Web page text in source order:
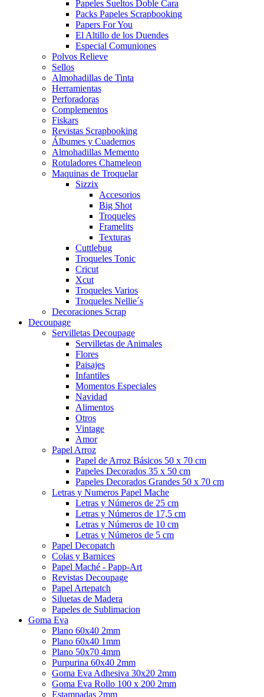
Papeles Sueltos Doble Cara
Packs Papeles Scrapbooking
Papers For You
El Altillo de los Duendes
Especial Comuniones
Polvos Relieve
Sellos
Almohadillas de Tinta
Herramientas
Perforadoras
Complementos
Fiskars
Revistas Scrapbooking
Álbumes y Cuadernos
Almohadillas Memento
Rotuladores Chameleon
Maquinas de Troquelar
Sizzix
Accesorios
Big Shot
Troqueles
Framelits
Texturas
Cuttlebug
Troqueles Tonic
Cricut
Xcut
Troqueles Varios
Troqueles Nellie´s
Decoraciones Scrap
Decoupage
Servilletas Decoupage
Servilletas de Animales
Flores
Paisajes
Infantiles
Momentos Especiales
Navidad
Alimentos
Otros
Vintage
Amor
Papel Arroz
Papel de Arroz Básicos 50 x 70 cm
Papeles Decorados 35 x 50 cm
Papeles Decorados Grandes 50 x 70 cm
Letras y Numeros Papel Mache
Letras y Números de 25 cm
Letras y Números de 17,5 cm
Letras y Números de 10 cm
Letras y Números de 5 cm
Papel Decopatch
Colas y Barnices
Papel Maché - Papp-Art
Revistas Decoupage
Papel Artepatch
Siluetas de Madera
Papeles de Sublimacion
Goma Eva
Plano 60x40 2mm
Plano 60x40 1mm
Plano 50x70 4mm
Purpurina 60x40 2mm
Goma Eva Adhesiva 30x20 2mm
Goma Eva Rollo 100 x 200 2mm
Estampadas 2mm